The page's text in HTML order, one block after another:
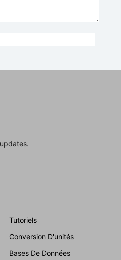
Tutoriels
Conversion D'unités
Bases De Données